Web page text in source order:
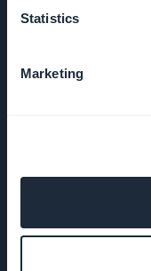
Statistics
Marketing
Paina
YLEISET EHDOT
TUOTE